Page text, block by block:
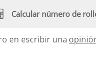
Calcular número de
en escribir una